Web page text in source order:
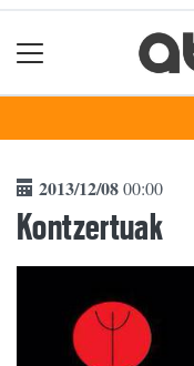
2013/12/0800:00
Kontzertuak